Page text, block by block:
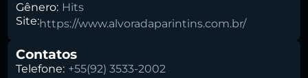
Gênero: Hits
Site:https://www.alvoradaparintins.com.br/
Contatos
Telefone: +55(92) 3533-2002